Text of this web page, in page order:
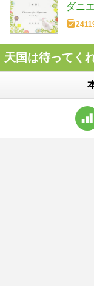
ダニ
天国は待ってく